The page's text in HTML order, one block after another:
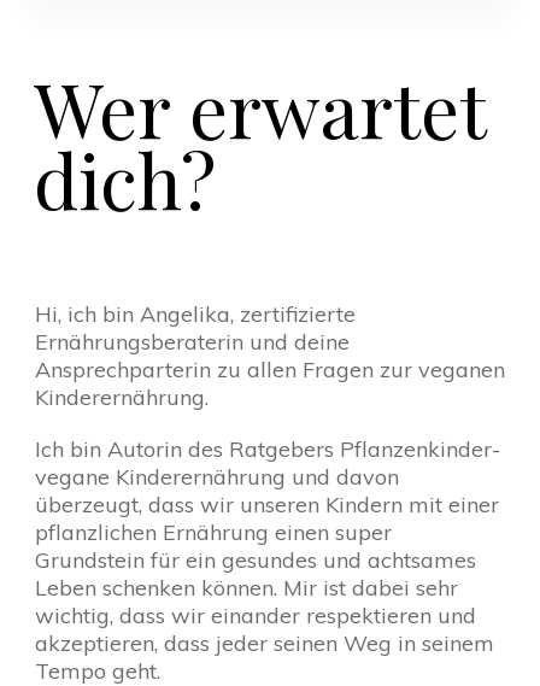
Wer erwartet
dich?
Hi, ich bin Angelika, zertifizierte
Ernährungsberaterin und deine
Ansprechparterin zu allen Fragen zur veganen
Kinderernährung.
Ich bin Autorin des Ratgebers Pflanzenkinder-
vegane Kinderernährung und davon
überzeugt, dass wir unseren Kindern mit einer
pflanzlichen Ernährung einen super
Grundstein für ein gesundes und achtsames
Leben schenken können. Mir ist dabei sehr
wichtig, dass wir einander respektieren und
akzeptieren, dass jeder seinen Weg in seinem
Tempo geht.